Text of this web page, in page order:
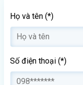
Họ và tên (*)
Số điện thoại (*)